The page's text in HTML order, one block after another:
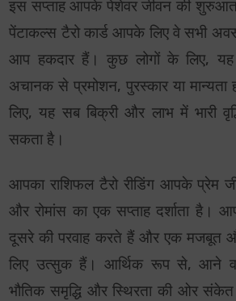
इस सप्ताह आपके पेशेवर जीवन की
पेंटाकल्स टैरो कार्ड आपके लिए वे सभी
आप हकदार हैं। कुछ लोगों के लिए,
अचानक से प्रमोशन, पुरस्कार या
लिए, यह सब बिक्री और लाभ में भारी
सकता है।
आपका राशिफल टैरो रीडिंग आपके प्रेम
और रोमांस का एक सप्ताह दर्शाता है।
दूसरे की परवाह करते हैं और एक मजबूत
लिए उत्सुक हैं। आर्थिक रूप से, आने
भौतिक समृद्धि और स्थिरता की ओर